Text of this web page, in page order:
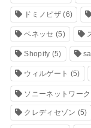
ドミノピザ(6)
ベネッセ (5)
Shopify (5)
ウィルゲート (5)
ソニーネットワー
クレディセゾン (5)